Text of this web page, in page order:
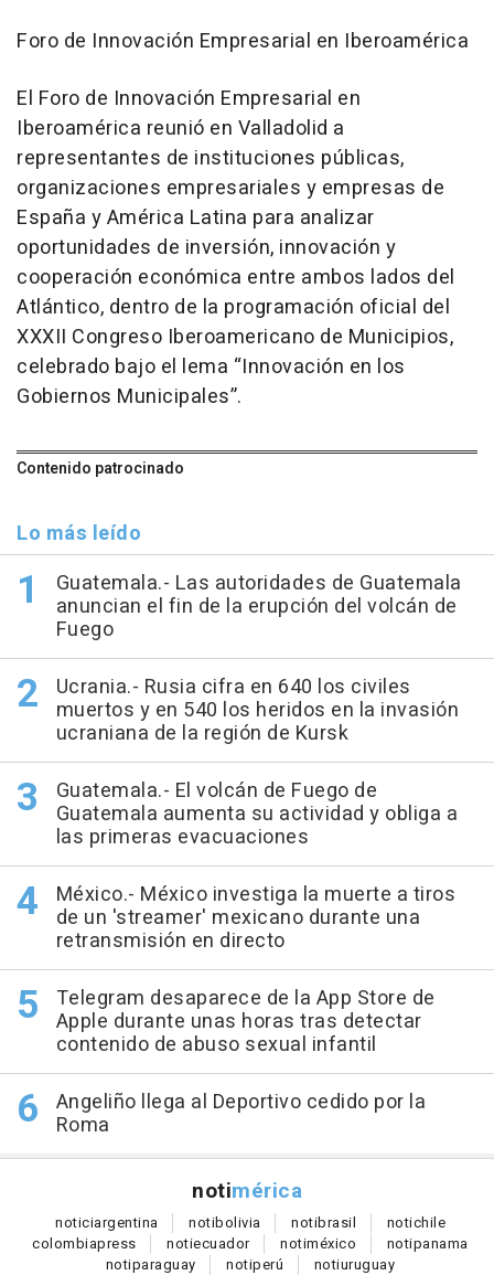
Foro de Innovación Empresarial en Iberoamérica
El Foro de Innovación Empresarial en
Iberoamérica reunió en Valladolid a
representantes de instituciones públicas,
organizaciones empresariales y empresas de
España y América Latina para analizar
oportunidades de inversión, innovación y
cooperación económica entre ambos lados del
Atlántico, dentro de la programación oficial del
XXXII Congreso Iberoamericano de Municipios,
celebrado bajo el lema “Innovación en los
Gobiernos Municipales”.
Contenido patrocinado
Lo más leído
Guatemala.- Las autoridades de Guatemala
anuncian el fin de la erupción del volcán de
Fuego
Ucrania.- Rusia cifra en 640 los civiles
muertos y en 540 los heridos en la invasión
ucraniana de la región de Kursk
Guatemala.- El volcán de Fuego de
Guatemala aumenta su actividad y obliga a
las primeras evacuaciones
México.- México investiga la muerte a tiros
de un 'streamer' mexicano durante una
retransmisión en directo
Telegram desaparece de la App Store de
Apple durante unas horas tras detectar
contenido de abuso sexual infantil
Angeliño llega al Deportivo cedido por la
Roma
notimérica
noticiargentina notibolivia notibrasil notichile
colombiapress notiecuador notiméxico notipanama
notiparaguay notiperú notiuruguay